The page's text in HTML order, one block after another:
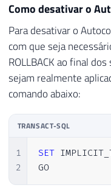
Como desativar o
Para desativar o
com que seja
ROLLBACK ao final
sejam realmente
comando abaixo:
TRANSACT-SQL
1
2
SET
GO